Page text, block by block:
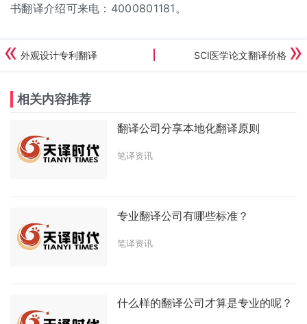
书翻译介绍可来电：4000801181。
外观设计专利翻译 SCI医学论文翻译价格
相关内容推荐
翻译公司分享本地化翻译原则
笔译资讯
专业翻译公司有哪些标准？
笔译资讯
什么样的翻译公司才算是专业的呢？